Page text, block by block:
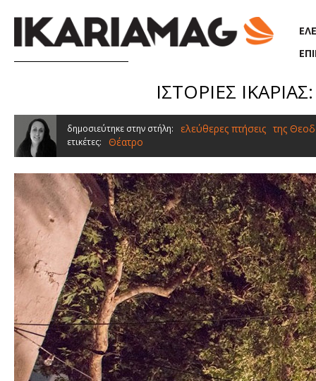
ΙΣΤΟΡΙΕΣ
δημοσιεύτηκε στην στήλη: ελεύθερες πτήσεις της
ετικέτες: Θέατρο